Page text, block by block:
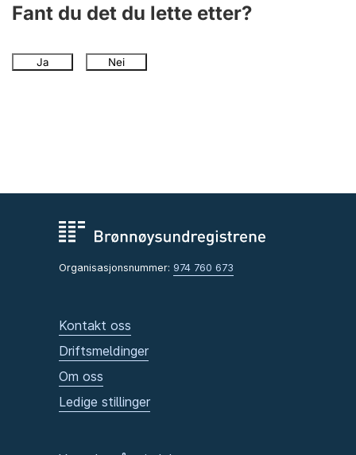
Fant du det du lette etter?
Ja Nei
Organisasjonsnummer: 974 760 673
Kontakt oss
Driftsmeldinger
Om oss
Ledige stillinger